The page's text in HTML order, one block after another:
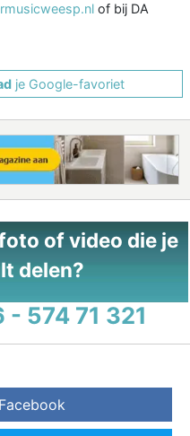
of bij DA
je Google-favoriet
of video die je
delen?
- 574 71 321